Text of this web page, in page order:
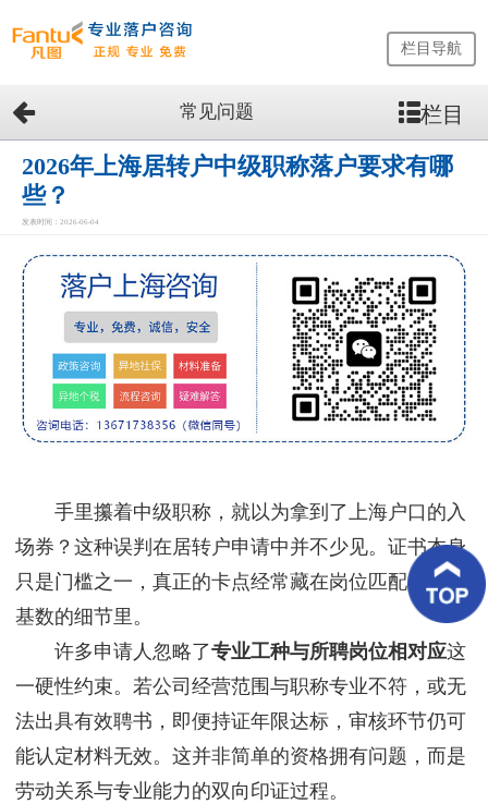
网
站
首
页
留
生
务
优
案
客
评
新
闻
资
讯
栏目导航
常见问题 栏目
2026年上海居转户中级职称落户要求有哪
些？
发表时间：2026-06-04
手里攥着中级职称，就以为拿到了上海户口的入
场券？这种误判在居转户申请中并不少见。证书本身
只是门槛之一，真正的卡点经常藏在岗位匹配与社保
基数的细节里。
许多申请人忽略了专业工种与所聘岗位相对应这
一硬性约束。若公司经营范围与职称专业不符，或无
法出具有效聘书，即便持证年限达标，审核环节仍可
能认定材料无效。这并非简单的资格拥有问题，而是
劳动关系与专业能力的双向印证过程。